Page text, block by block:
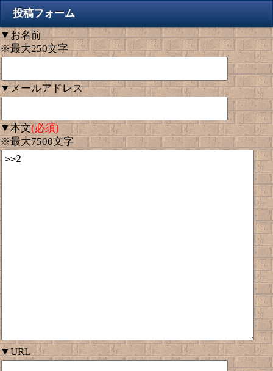
投稿フォーム
▼お名前
※最大250文字
▼メールアドレス
▼本文(必須)
※最大7500文字
▼URL